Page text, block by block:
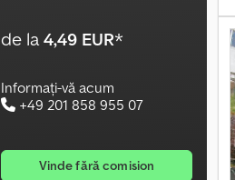
de la4,49 EUR*
Informați-vă acum
+49 201 858 955 07
vinde fără comision